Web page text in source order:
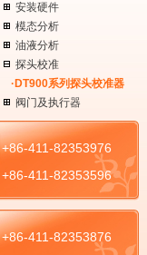
安装硬件
模态分析
油液分析
探头校准
·DT900系列探头校准器
阀门及执行器
+86-411-82353976
+86-411-82353596
+86-411-82353876